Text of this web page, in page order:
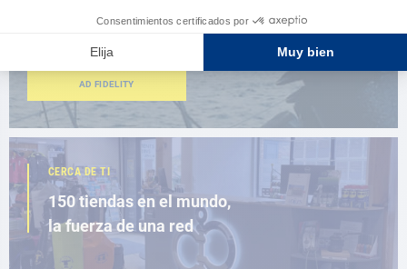
Benefíciate de ventajas exclusivas
AD FIDELITY
CERCA DE TI
150 tiendas en el mundo,
la fuerza de una red